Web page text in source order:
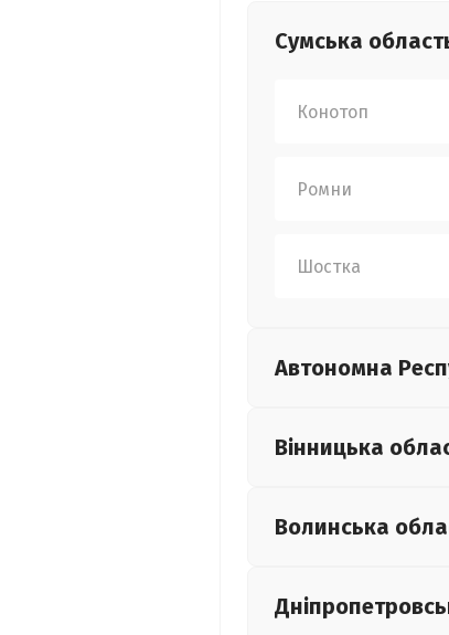
Сумська
Конотоп
Ромни
Шостка
Автономна
Вінницька
Волинська